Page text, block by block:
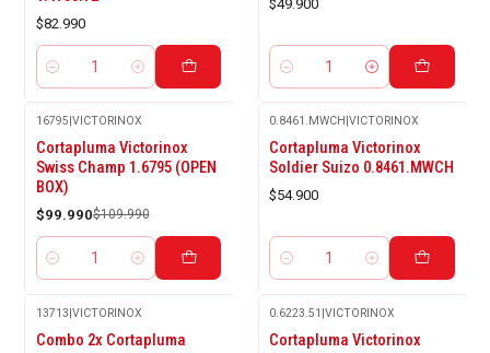
$82.990
Cantidad
$49.900
Cantidad
-9%
OFF
16795 VICTORINOX
Cortapluma Victorinox
Swiss Champ 1.6795 (OPEN
BOX)
$99.990$109.990
Cantidad
0.8461.MWCH VICTORINOX
Cortapluma Victorinox
Soldier Suizo 0.8461.MWCH
$54.900
Cantidad
13713|VICTORINOX
Combo 2x Cortapluma
0.6223.51 |VICTORINOX
Cortapluma Victorinox